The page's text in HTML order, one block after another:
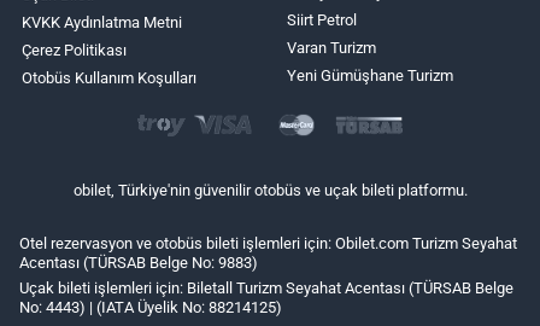
KVKK Aydınlatma Metni
Çerez Politikası
Otobüs Kullanım Koşulları
Siirt Petrol
Varan Turizm
Yeni Gümüşhane Turizm
obilet, Türkiye'nin güvenilir otobüs ve uçak bileti platformu.
Otel rezervasyon ve otobüs bileti işlemleri için: Obilet.com Turizm Seyahat
Acentası (TÜRSAB Belge No: 9883)
Uçak bileti işlemleri için: Biletall Turizm Seyahat Acentası (TÜRSAB Belge
No: 4443) | (IATA Üyelik No: 88214125)